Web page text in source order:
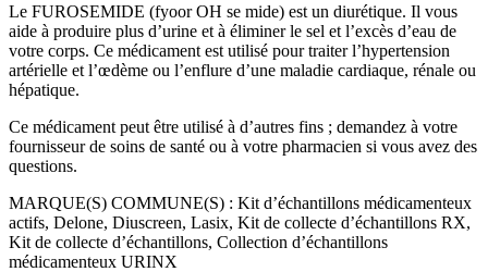
Le FUROSEMIDE (fyoor OH se mide) est un diurétique. Il vous
aide à produire plus d’urine et à éliminer le sel et l’excès d’eau de
votre corps. Ce médicament est utilisé pour traiter l’hypertension
artérielle et l’œdème ou l’enflure d’une maladie cardiaque, rénale ou
hépatique.
Ce médicament peut être utilisé à d’autres fins ; demandez à votre
fournisseur de soins de santé ou à votre pharmacien si vous avez des
questions.
MARQUE(S) COMMUNE(S) : Kit d’échantillons médicamenteux
actifs, Delone, Diuscreen, Lasix, Kit de collecte d’échantillons RX,
Kit de collecte d’échantillons, Collection d’échantillons
médicamenteux URINX